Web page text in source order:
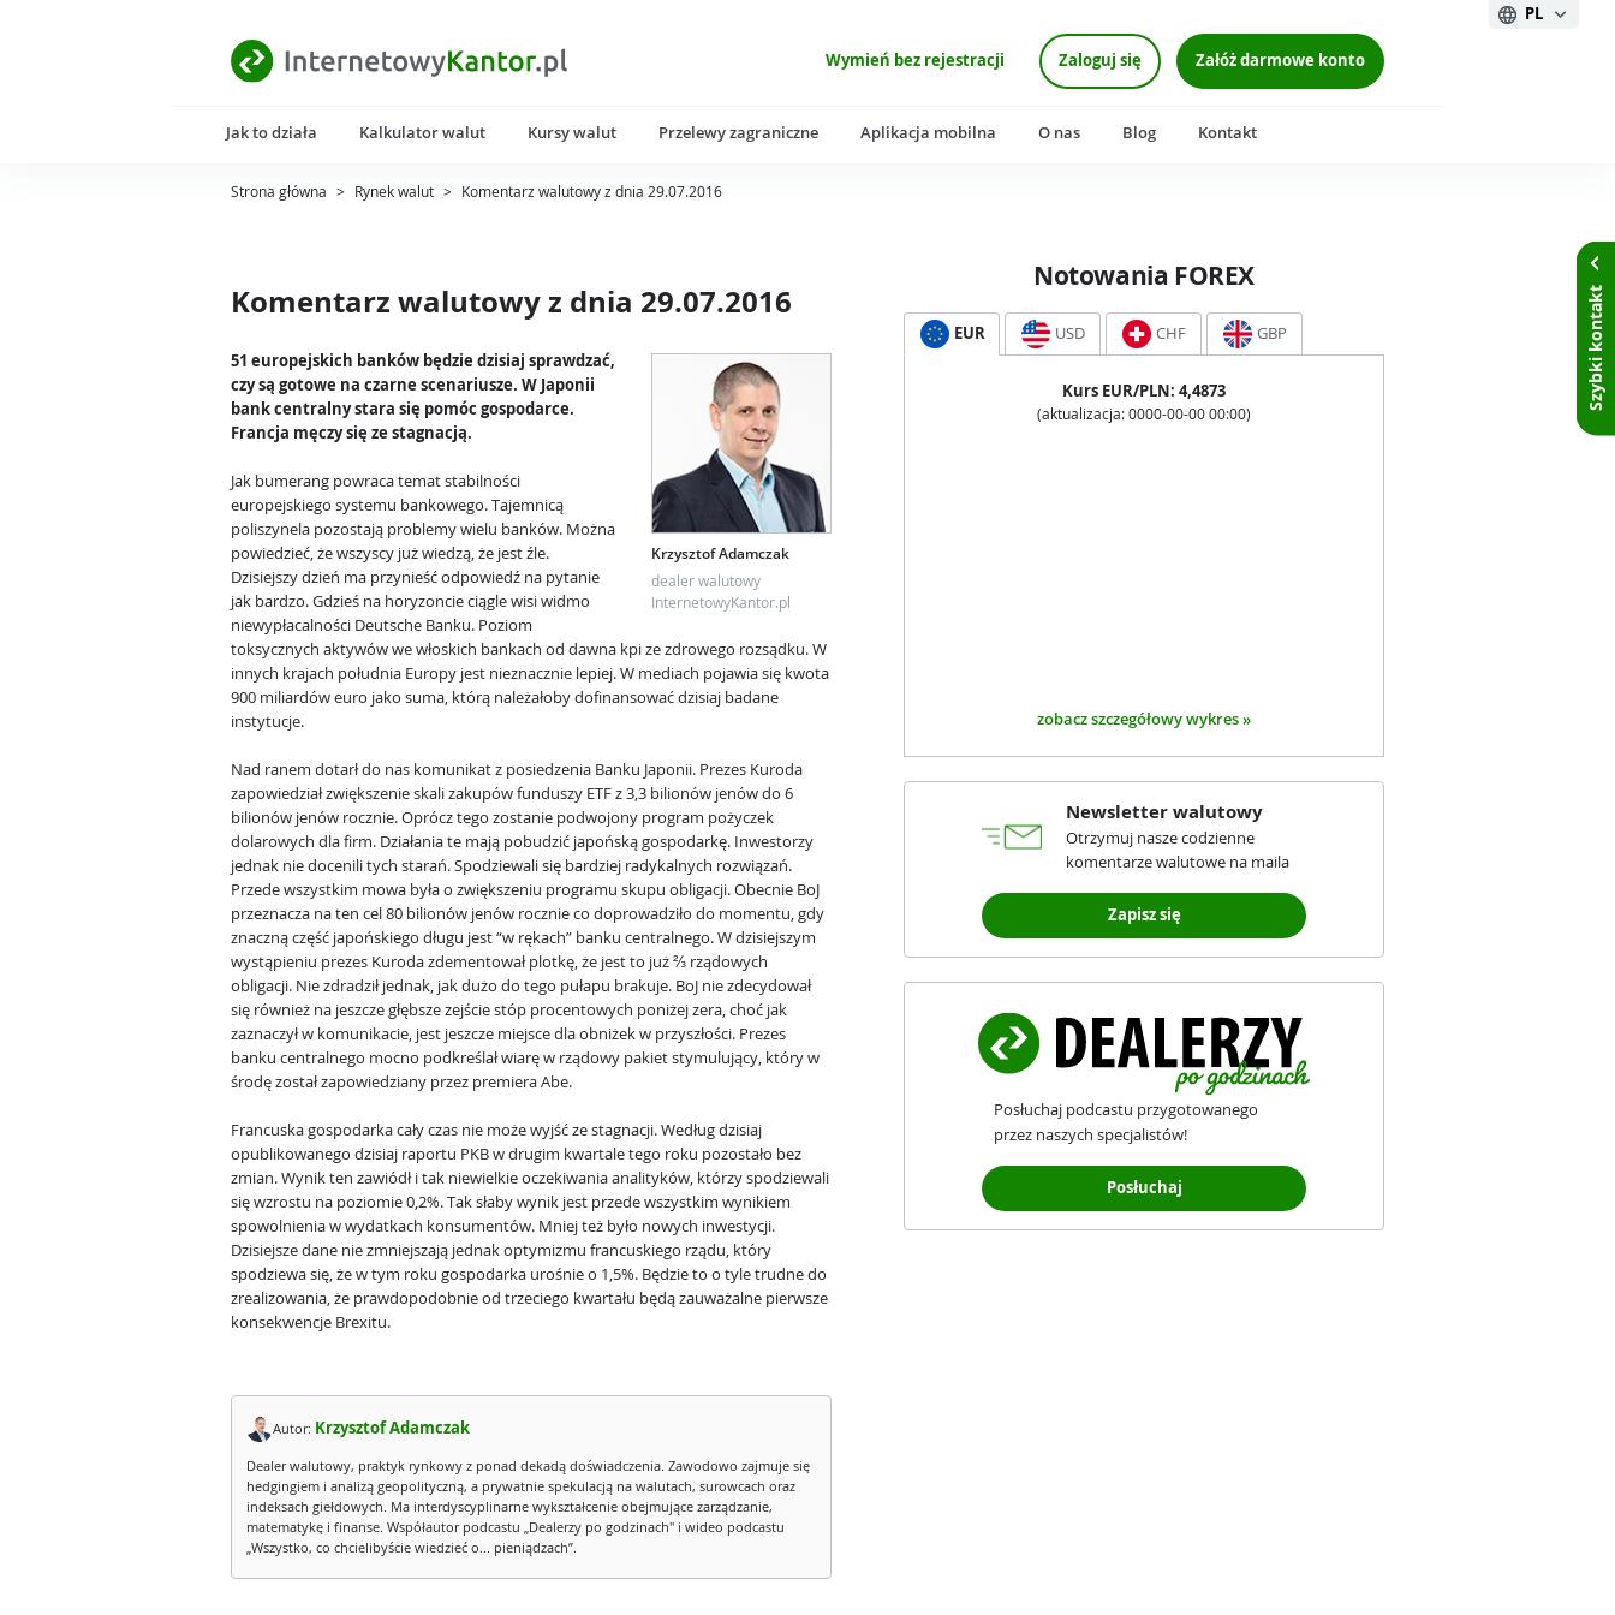
Wymień bez rejestracji Zaloguj się Załóż darmowe konto
PL
Jak to działa Kalkulator walut Kursy walut Przelewy zagraniczne Aplikacja mobilna O nas Blog Kontakt
Strona główna > Rynek walut > Komentarz walutowy z dnia 29.07.2016
Komentarz walutowy z dnia 29.07.2016
Krzysztof Adamczak
dealer walutowy
InternetowyKantor.pl
51 europejskich banków będzie dzisiaj sprawdzać,
czy są gotowe na czarne scenariusze. W Japonii
bank centralny stara się pomóc gospodarce.
Francja męczy się ze stagnacją.
Jak bumerang powraca temat stabilności
europejskiego systemu bankowego. Tajemnicą
poliszynela pozostają problemy wielu banków. Można
powiedzieć, że wszyscy już wiedzą, że jest źle.
Dzisiejszy dzień ma przynieść odpowiedź na pytanie
jak bardzo. Gdzieś na horyzoncie ciągle wisi widmo
niewypłacalności Deutsche Banku. Poziom
toksycznych aktywów we włoskich bankach od dawna kpi ze zdrowego rozsądku. W
innych krajach południa Europy jest nieznacznie lepiej. W mediach pojawia się kwota
900 miliardów euro jako suma, którą należałoby dofinansować dzisiaj badane
instytucje.
Nad ranem dotarł do nas komunikat z posiedzenia Banku Japonii. Prezes Kuroda
zapowiedział zwiększenie skali zakupów funduszy ETF z 3,3 bilionów jenów do 6
bilionów jenów rocznie. Oprócz tego zostanie podwojony program pożyczek
dolarowych dla firm. Działania te mają pobudzić japońską gospodarkę. Inwestorzy
jednak nie docenili tych starań. Spodziewali się bardziej radykalnych rozwiązań.
Przede wszystkim mowa była o zwiększeniu programu skupu obligacji. Obecnie BoJ
przeznacza na ten cel 80 bilionów jenów rocznie co doprowadziło do momentu, gdy
znaczną część japońskiego długu jest “w rękach” banku centralnego. W dzisiejszym
wystąpieniu prezes Kuroda zdementował plotkę, że jest to już ⅔ rządowych
obligacji. Nie zdradził jednak, jak dużo do tego pułapu brakuje. BoJ nie zdecydował
się również na jeszcze głębsze zejście stóp procentowych poniżej zera, choć jak
zaznaczył w komunikacie, jest jeszcze miejsce dla obniżek w przyszłości. Prezes
banku centralnego mocno podkreślał wiarę w rządowy pakiet stymulujący, który w
środę został zapowiedziany przez premiera Abe.
Francuska gospodarka cały czas nie może wyjść ze stagnacji. Według dzisiaj
opublikowanego dzisiaj raportu PKB w drugim kwartale tego roku pozostało bez
zmian. Wynik ten zawiódł i tak niewielkie oczekiwania analityków, którzy spodziewali
się wzrostu na poziomie 0,2%. Tak słaby wynik jest przede wszystkim wynikiem
spowolnienia w wydatkach konsumentów. Mniej też było nowych inwestycji.
Dzisiejsze dane nie zmniejszają jednak optymizmu francuskiego rządu, który
spodziewa się, że w tym roku gospodarka urośnie o 1,5%. Będzie to o tyle trudne do
zrealizowania, że prawdopodobnie od trzeciego kwartału będą zauważalne pierwsze
konsekwencje Brexitu.
Autor: Krzysztof Adamczak
Dealer walutowy, praktyk rynkowy z ponad dekadą doświadczenia. Zawodowo zajmuje się
hedgingiem i analizą geopolityczną, a prywatnie spekulacją na walutach, surowcach oraz
indeksach giełdowych. Ma interdyscyplinarne wykształcenie obejmujące zarządzanie,
matematykę i finanse. Współautor podcastu „Dealerzy po godzinach" i wideo podcastu
„Wszystko, co chcielibyście wiedzieć o... pieniądzach”.
Notowania FOREX
EUR USD CHF GBP
Kurs EUR/PLN: 4,4873
(aktualizacja: 0000-00-00 00:00)
zobacz szczegółowy wykres »
Newsletter walutowy
Otrzymuj nasze codzienne
komentarze walutowe na maila
Zapisz się
Posłuchaj podcastu przygotowanego
przez naszych specjalistów!
Posłuchaj
Szybki kontakt